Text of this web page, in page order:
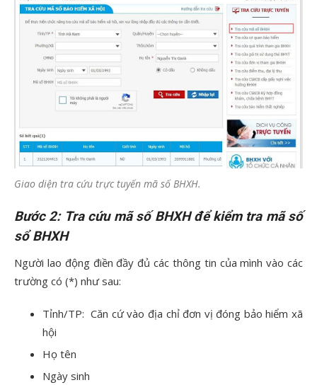
Giao diện tra cứu trực tuyến mã số BHXH.
Bước 2: Tra cứu mã số BHXH để kiểm tra mã số
sổ BHXH
Người lao động điền đầy đủ các thông tin của mình vào các
trường có (*) như sau:
Tỉnh/TP: Căn cứ vào địa chỉ đơn vịđóng bảohiểm xã
hội
Họ tên
Ngày sinh